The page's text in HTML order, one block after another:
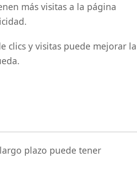
más visitas a la página
clics y visitas puede mejorar la
plazo puede tener